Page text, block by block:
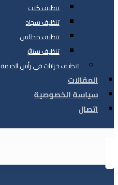
تنظيف كنب
تنظيف سجاد
تنظيف مجالس
تنظيف ستائر
تنظيف خزانات في رأس الخيمة
المقالات
سياسة الخصوصية
اتصال